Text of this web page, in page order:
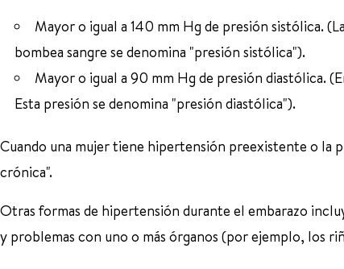
Mayor o igual a 140 mm Hg de presión sistólica.
bombea sangre se denomina "presión sistólica").
Mayor o igual a 90 mm Hg de presión diastólica.
Esta presión se denomina "presión diastólica").
Cuando una mujer tiene hipertensión preexistente o la
crónica".
Otras formas de hipertensión durante el embarazo
y problemas con uno o más órganos (por ejemplo, los